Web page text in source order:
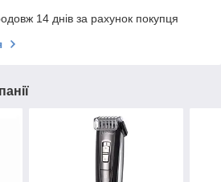
14 днів за рахунок покупця